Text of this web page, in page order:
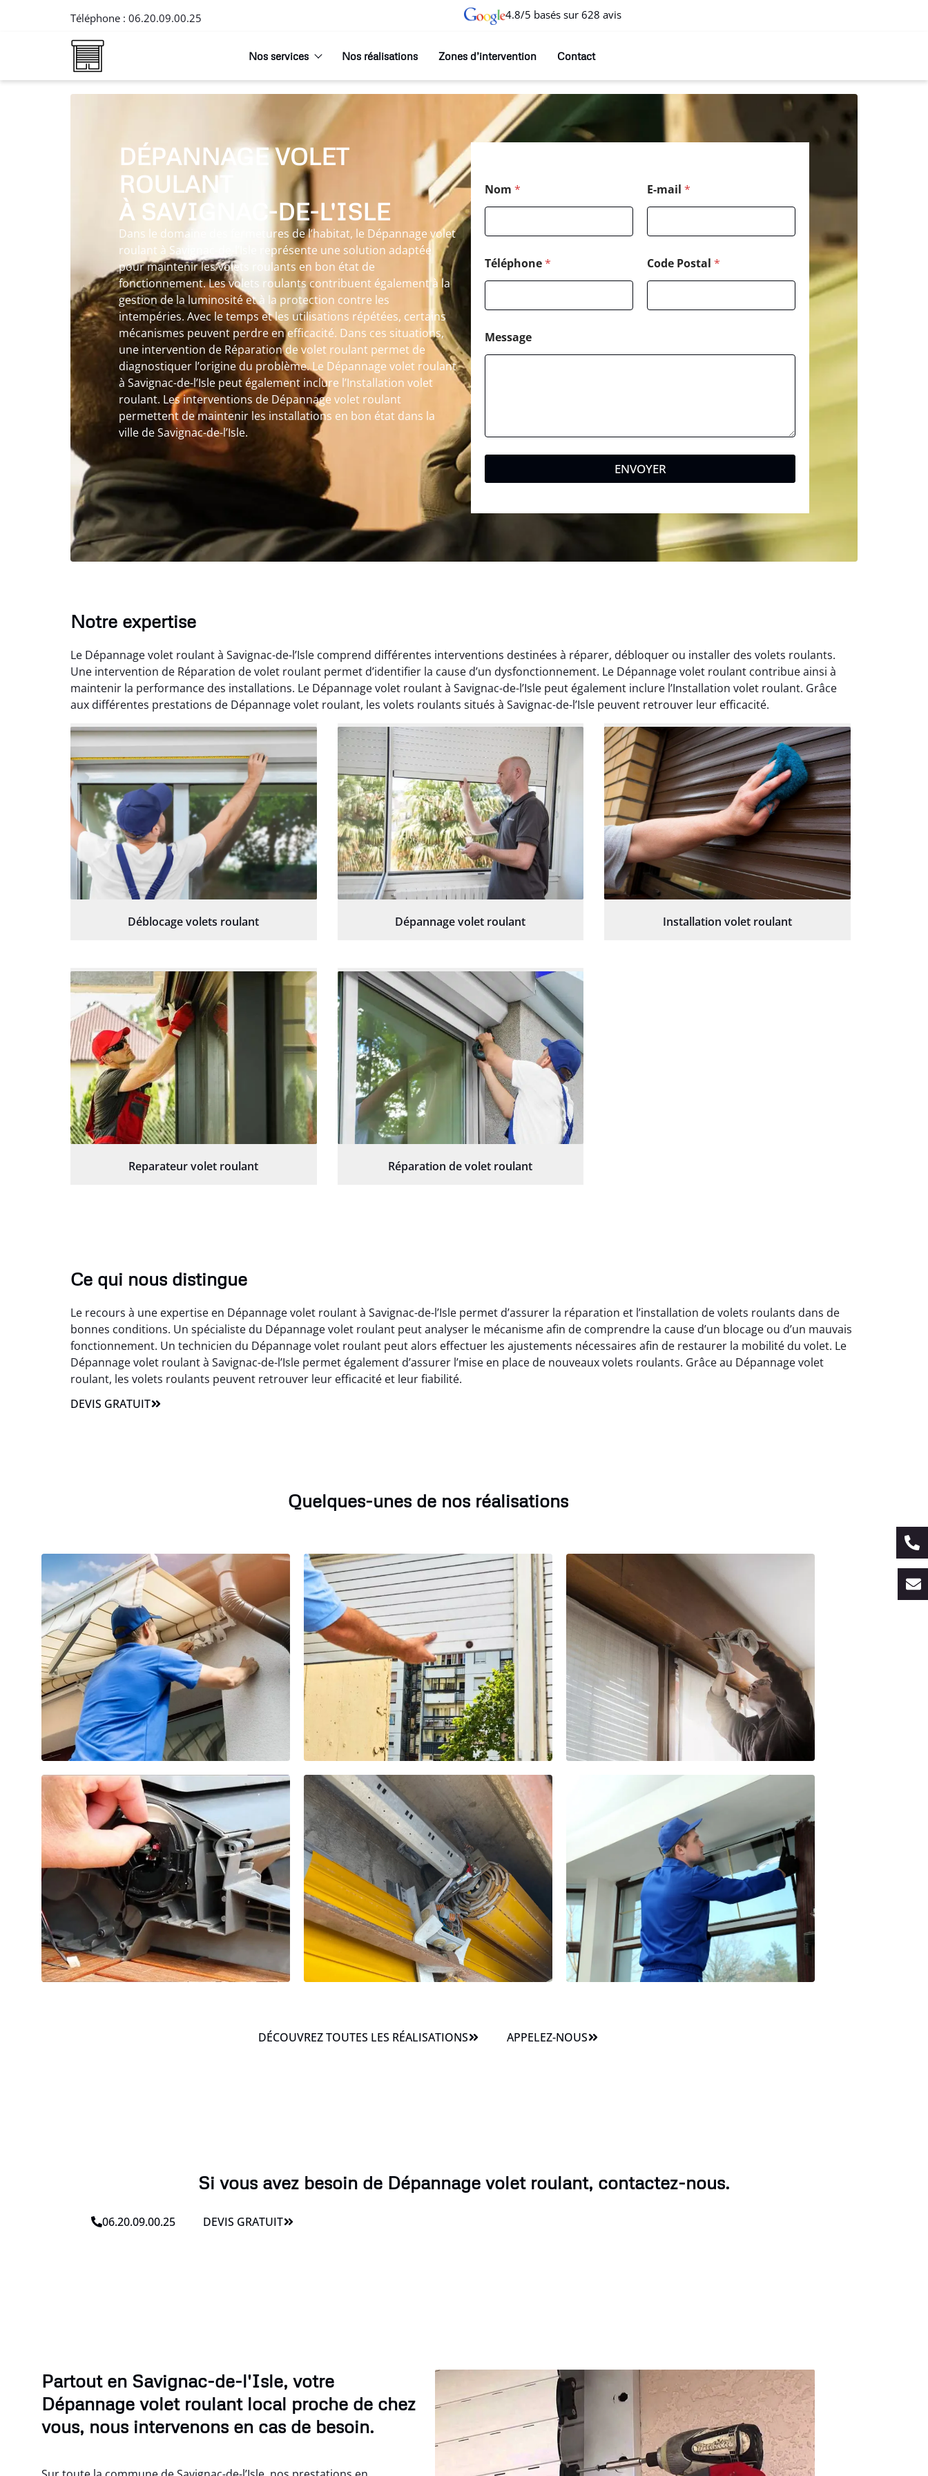
Téléphone : 06.20.09.00.25 4.8/5 basés sur 628 avis
Nos services Nos réalisations Zones d’intervention Contact
DÉPANNAGE VOLET
ROULANT
À SAVIGNAC-DE-L'ISLE
Dans le domaine des fermetures de l’habitat, le Dépannage volet
roulant à Savignac-de-l’Isle représente une solution adaptée
pour maintenir les volets roulants en bon état de
fonctionnement. Les volets roulants contribuent également à la
gestion de la luminosité et à la protection contre les
intempéries. Avec le temps et les utilisations répétées, certains
mécanismes peuvent perdre en efficacité. Dans ces situations,
une intervention de Réparation de volet roulant permet de
diagnostiquer l’origine du problème. Le Dépannage volet roulant
à Savignac-de-l’Isle peut également inclure l’Installation volet
roulant. Les interventions de Dépannage volet roulant
permettent de maintenir les installations en bon état dans la
ville de Savignac-de-l’Isle.
Nom * E-mail *
Téléphone* Code Postal *
Message
ENVOYER
Notre expertise
Le Dépannage volet roulant à Savignac-de-l’Isle comprend différentes interventions destinées à réparer, débloquer ou installer des volets roulants.
Une intervention de Réparation de volet roulant permet d’identifier la cause d’un dysfonctionnement. Le Dépannage volet roulant contribue ainsi à
maintenir la performance des installations. Le Dépannage volet roulant à Savignac-de-l’Isle peut également inclure l’Installation volet roulant. Grâce
aux différentes prestations de Dépannage volet roulant, les volets roulants situés à Savignac-de-l’Isle peuvent retrouver leur efficacité.
Déblocage volets roulant Dépannage volet roulant Installation volet roulant
Reparateur volet roulant Réparation de volet roulant
Ce qui nous distingue
Le recours à une expertise en Dépannage volet roulant à Savignac-de-l’Isle permet d’assurer la réparation et l’installation de volets roulants dans de
bonnes conditions. Un spécialiste du Dépannage volet roulant peut analyser le mécanisme afin de comprendre la cause d’un blocage ou d’un mauvais
fonctionnement. Un technicien du Dépannage volet roulant peut alors effectuer les ajustements nécessaires afin de restaurer la mobilité du volet. Le
Dépannage volet roulant à Savignac-de-l’Isle permet également d’assurer l’mise en place de nouveaux volets roulants. Grâce au Dépannage volet
roulant, les volets roulants peuvent retrouver leur efficacité et leur fiabilité.
DEVIS GRATUIT
Quelques-unes de nos réalisations
DÉCOUVREZ TOUTES LES RÉALISATIONS APPELEZ-NOUS
Si vous avez besoin de Dépannage volet roulant, contactez-nous.
06.20.09.00.25 DEVIS GRATUIT
Partout en Savignac-de-l'Isle, votre
Dépannage volet roulant local proche de chez
vous, nous intervenons en cas de besoin.